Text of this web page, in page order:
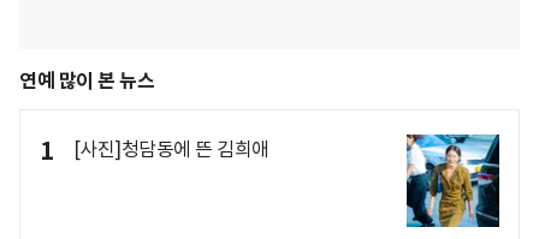
연예 많이 본 뉴스
1 [사진]청담동에 뜬 김희애